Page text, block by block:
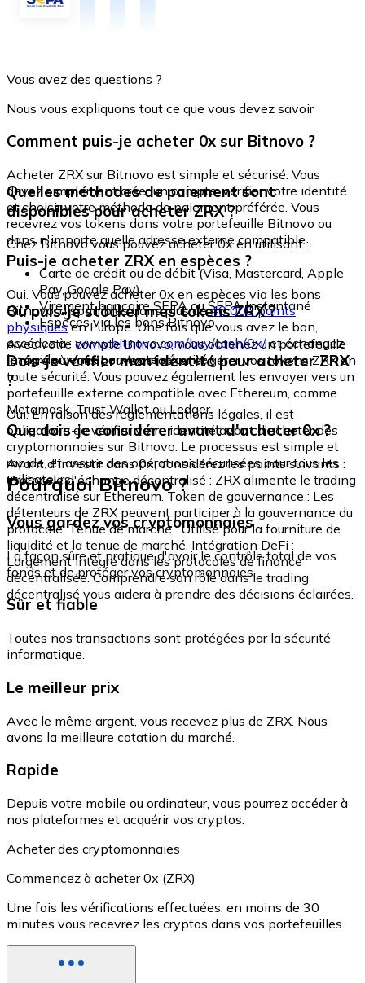
Vous avez des questions ?
Nous vous expliquons tout ce que vous devez savoir
Comment puis-je acheter 0x sur Bitnovo ?
Acheter ZRX sur Bitnovo est simple et sécurisé. Vous
devez simplement créer un compte, vérifier votre identité
et choisir votre méthode de paiement préférée. Vous
recevrez vos tokens dans votre portefeuille Bitnovo ou
dans n'importe quelle adresse externe compatible.
Quelles méthodes de paiement sont
disponibles pour acheter ZRX ?
Chez Bitnovo vous pouvez acheter 0x en utilisant :
Carte de crédit ou de débit (Visa, Mastercard, Apple
Pay, Google Pay)
Virement bancaire SEPA ou SEPA Instantané
Espèces via les bons Bitnovo
Puis-je acheter ZRX en espèces ?
Oui. Vous pouvez acheter 0x en espèces via les bons
Bitnovo, disponibles dans plus de40 000 points
physiquesen Europe. Une fois que vous avez le bon,
accédez à : www.bitnovo.com/buy/cash/0x/et échangez-
le rapidement et en toute sécurité.
Où puis-je stocker mes tokens ZRX ?
Avec votre compte Bitnovo, vous obtenez un portefeuille
intégré où vous pouvez stocker et gérer vos tokens ZRX en
toute sécurité. Vous pouvez également les envoyer vers un
portefeuille externe compatible avec Ethereum, comme
Metamask, Trust Wallet ou Ledger.
Dois-je vérifier mon identité pour acheter ZRX
?
Oui. En raison des réglementations légales, il est
obligatoire de vérifier votre identité avant d'acheter des
cryptomonnaies sur Bitnovo. Le processus est simple et
rapide, et assure des opérations sécurisées pour tous les
utilisateurs.
Que dois-je considérer avant d'acheter 0x ?
Avant d'investir dans 0x, considérez les points suivants :
Protocole d'échange décentralisé : ZRX alimente le trading
décentralisé sur Ethereum. Token de gouvernance : Les
détenteurs de ZRX peuvent participer à la gouvernance du
protocole. Tenue de marché : Utilisé pour la fourniture de
liquidité et la tenue de marché. Intégration DeFi :
Largement intégré dans les protocoles de finance
décentralisée. Comprendre son rôle dans le trading
décentralisé vous aidera à prendre des décisions éclairées.
Pourquoi Bitnovo ?
Vous gardez vos cryptomonnaies
La façon sûre et pratique d'avoir le contrôle total de vos
fonds et de protéger vos cryptomonnaies.
Sûr et fiable
Toutes nos transactions sont protégées par la sécurité
informatique.
Le meilleur prix
Avec le même argent, vous recevez plus de ZRX. Nous
avons la meilleure cotation du marché.
Rapide
Depuis votre mobile ou ordinateur, vous pourrez accéder à
nos plateformes et acquérir vos cryptos.
Acheter des cryptomonnaies
Commencez à acheter 0x (ZRX)
Une fois les vérifications effectuées, en moins de 30
minutes vous recevrez les cryptos dans vos portefeuilles.